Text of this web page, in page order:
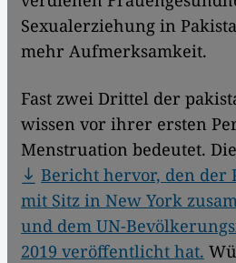
Sexualerziehung in
mehr Aufmerksamkeit.
Fast zwei Drittel der
wissen vor ihrer ersten
Menstruation bedeutet.
Bericht hervor, den der
mit Sitz in New York
und dem UN-
2019 veröffentlicht hat.